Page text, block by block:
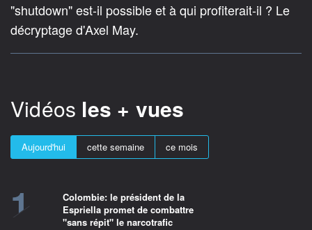
"shutdown" est-il possible et à qui profiterait-il ? Le
décryptage d'Axel May.
Vidéos les + vues
Aujourd'hui cette semaine ce mois
1
Colombie: le président de la
Espriella promet de combattre
"sans répit" le narcotrafic